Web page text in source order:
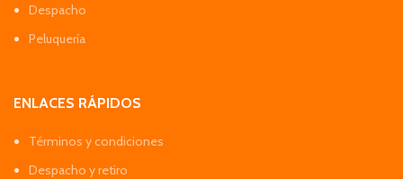
Despacho
Peluquería
ENLACES RÁPIDOS
Términos y condiciones
Despacho y retiro